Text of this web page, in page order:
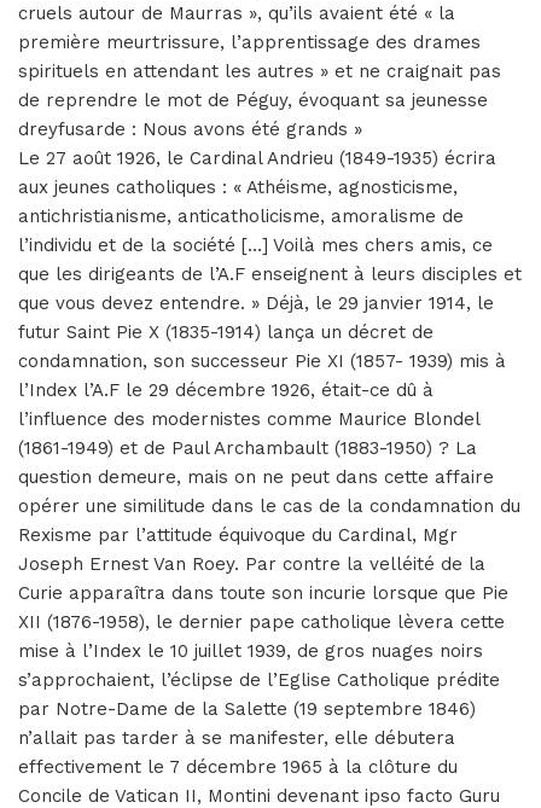
cruels autour de Maurras », qu’ils avaient été « la
première meurtrissure, l’apprentissage des drames
spirituels en attendant les autres » et ne craignait pas
de reprendre le mot de Péguy, évoquant sa jeunesse
dreyfusarde : Nous avons été grands »
Le 27 août 1926, le Cardinal Andrieu (1849-1935) écrira
aux jeunes catholiques : « Athéisme, agnosticisme,
antichristianisme, anticatholicisme, amoralisme de
l’individu et de la société […] Voilà mes chers amis, ce
que les dirigeants de l’A.F enseignent à leurs disciples et
que vous devez entendre. » Déjà, le 29 janvier 1914, le
futur Saint Pie X (1835-1914) lança un décret de
condamnation, son successeur Pie XI (1857- 1939) mis à
l’Index l’A.F le 29 décembre 1926, était-ce dû à
l’influence des modernistes comme Maurice Blondel
(1861-1949) et de Paul Archambault (1883-1950) ? La
question demeure, mais on ne peut dans cette affaire
opérer une similitude dans le cas de la condamnation du
Rexisme par l’attitude équivoque du Cardinal, Mgr
Joseph Ernest Van Roey. Par contre la velléité de la
Curie apparaîtra dans toute son incurie lorsque que Pie
XII (1876-1958), le dernier pape catholique lèvera cette
mise à l’Index le 10 juillet 1939, de gros nuages noirs
s’approchaient, l’éclipse de l’Eglise Catholique prédite
par Notre-Dame de la Salette (19 septembre 1846)
n’allait pas tarder à se manifester, elle débutera
effectivement le 7 décembre 1965 à la clôture du
Concile de Vatican II, Montini devenant ipso facto Guru